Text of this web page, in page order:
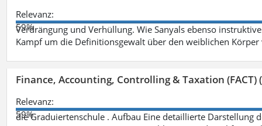
Relevanz:
59%
Verdrängung und Verhüllung. Wie Sanyals ebenso
Kampf um die Definitionsgewalt über den weiblichen
Finance, Accounting, Controlling & Taxation (FACT)
Relevanz:
59%
die Graduiertenschule . Aufbau Eine detaillierte Darstellung